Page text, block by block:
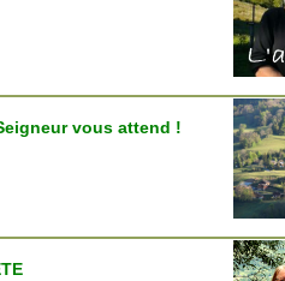
vous attend !